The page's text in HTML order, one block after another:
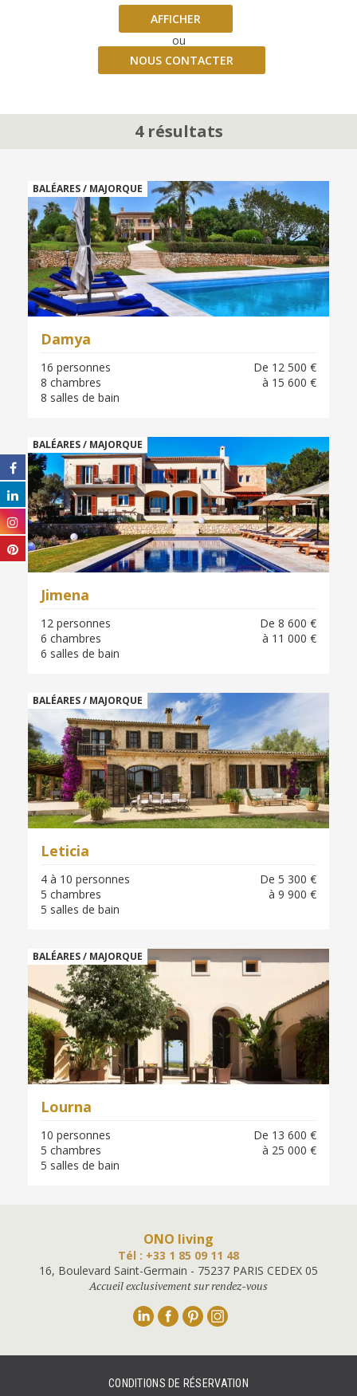
AFFICHER
ou
NOUS CONTACTER
4 résultats
BALÉARES / MAJORQUE
Damya
De 12 500 €
à 15 600 €
16 personnes
8 chambres
8 salles de bain
BALÉARES / MAJORQUE
Jimena
De 8 600 €
à 11 000 €
12 personnes
6 chambres
6 salles de bain
BALÉARES / MAJORQUE
Leticia
De 5 300 €
à 9 900 €
4 à 10 personnes
5 chambres
5 salles de bain
BALÉARES / MAJORQUE
Lourna
De 13 600 €
à 25 000 €
10 personnes
5 chambres
5 salles de bain
ONO living
Tél : +33 1 85 09 11 48
16, Boulevard Saint-Germain - 75237 PARIS CEDEX 05
Accueil exclusivement sur rendez-vous
Linkedin
CONDITIONS DE RÉSERVATION